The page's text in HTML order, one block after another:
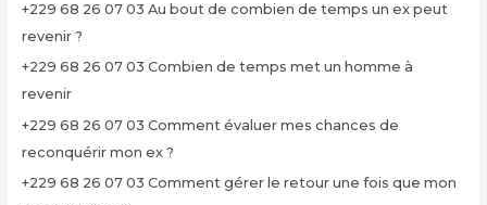
+229 68 26 07 03 Au bout de combien de temps un ex peut
revenir ?
+229 68 26 07 03 Combien de temps met un homme à
revenir
+229 68 26 07 03 Comment évaluer mes chances de
reconquérir mon ex ?
+229 68 26 07 03 Comment gérer le retour une fois que mon